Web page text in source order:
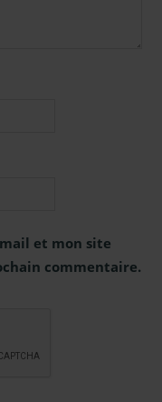
et mon site
commentaire.